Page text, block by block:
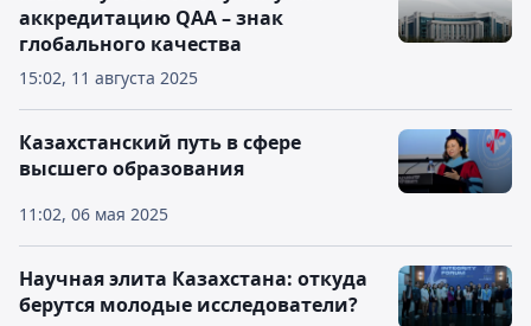
15:02, 11 августа 2025
аккредитацию QAA – знак
глобального качества
11:02, 06 мая 2025
Казахстанский путь в сфере
высшего образования
Научная элита Казахстана: откуда
берутся молодые исследователи?